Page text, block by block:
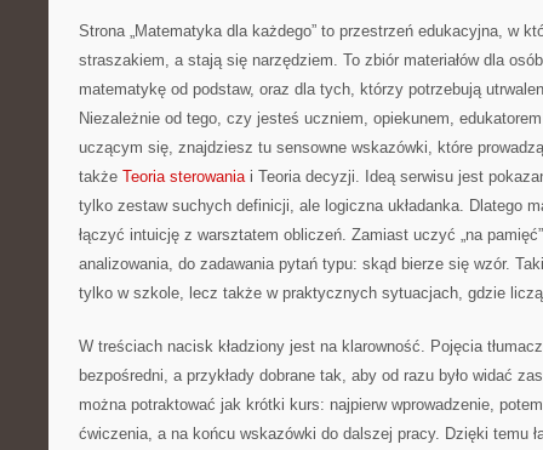
Strona „Matematyka dla każdego” to przestrzeń edukacyjna, w
straszakiem, a stają się narzędziem. To zbiór materiałów dla
matematykę od podstaw, oraz dla tych, którzy potrzebują
Niezależnie od tego, czy jesteś uczniem, opiekunem,
uczącym się, znajdziesz tu sensowne wskazówki, które
także Teoria sterowaniai Teoria decyzji. Ideą serwisu jest
tylko zestaw suchych definicji, ale logiczna układanka. Dlatego
łączyć intuicję z warsztatem obliczeń. Zamiast uczyć „na
analizowania, do zadawania pytań typu: skąd bierze się wzór.
tylko w szkole, lecz także w praktycznych sytuacjach, gdzie
W treściach nacisk kładziony jest na klarowność. Pojęcia
bezpośredni, a przykłady dobrane tak, aby od razu było widać
można potraktować jak krótki kurs: najpierw wprowadzenie,
ćwiczenia, a na końcu wskazówki do dalszej pracy. Dzięki temu